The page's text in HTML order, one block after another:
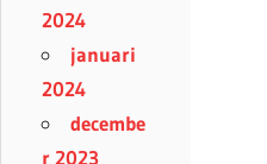
2024
januari
2024
decembe
r 2023